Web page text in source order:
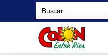
Search
for: